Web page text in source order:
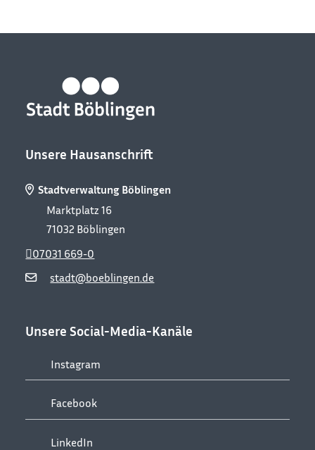
Unsere Hausanschrift
Stadtverwaltung Böblingen
Marktplatz 16
71032 Böblingen
stadt@boeblingen.de
07031 669-0
Unsere Social-Media-Kanäle
Instagram
Facebook
LinkedIn